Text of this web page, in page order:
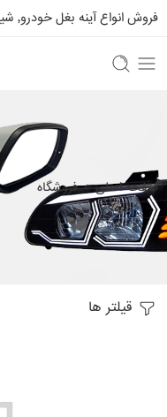
فروش انواع آینه بغل خودرو٬ شیشه آینه٬ چراغ جلو٬ چراغ خطر و ...
صفحه اصلی فروشگاه
قیلتر ها